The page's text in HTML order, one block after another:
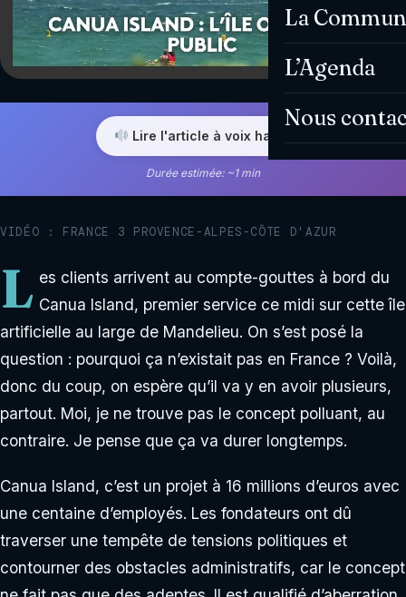
La
L’Agenda
Nous
Lire l'article à voix haute
Durée estimée: ~1 min
VIDÉO : FRANCE 3 PROVENCE-ALPES-CÔTE D'AZUR
L es clients arrivent au compte-gouttes à bord du
Canua Island, premier service ce midi sur cette île
artificielle au large de Mandelieu. On s’est posé la
question : pourquoi ça n’existait pas en France ? Voilà,
donc du coup, on espère qu’il va y en avoir plusieurs,
partout. Moi, je ne trouve pas le concept polluant, au
contraire. Je pense que ça va durer longtemps.
Canua Island, c’est un projet à 16 millions d’euros avec
une centaine d’employés. Les fondateurs ont dû
traverser une tempête de tensions politiques et
contourner des obstacles administratifs, car le concept